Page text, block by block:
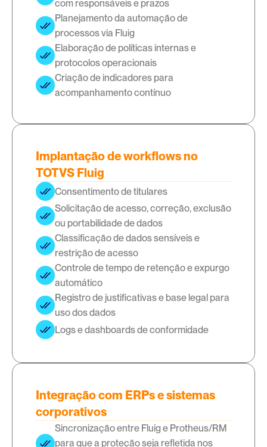
com responsáveis e prazos
Planejamento da automação de
processos via Fluig
Elaboração de políticas internas e
protocolos operacionais
Criação de indicadores para
acompanhamento contínuo
Implantação de workflows no
TOTVS Fluig
Consentimento de titulares
Solicitação de acesso, correção, exclusão
ou portabilidade de dados
Classificação de dados sensíveis e
restrição de acesso
Controle de tempo de retenção e expurgo
automático
Registro de justificativas e base legal para
uso dos dados
Logs e dashboards de conformidade
Integração com ERPs e sistemas
corporativos
Sincronização entre Fluig e Protheus/RM
para que a proteção seja refletida nos